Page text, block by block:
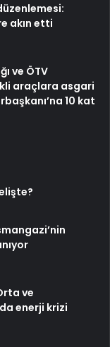
akın etti
ve ÖTV
araçlara asgari
10 kat
ve
enerji krizi